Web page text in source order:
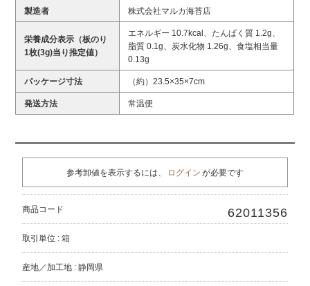
製造者 株式会社マルカ海苔店
栄養成分表示（板のり
1枚(3g)当り推定値）
エネルギー 10.7kcal、たんぱく質 1.2g、
脂質 0.1g、炭水化物 1.26g、食塩相当量
0.13g
パッケージ寸法 （約）23.5×35×7cm
発送方法 常温便
参考卸値を表示するには、 ログイン が必要です
商品コード 62011356
取引単位 : 箱
産地／加工地 : 静岡県